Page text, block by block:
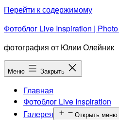
Перейти к содержимому
Фотоблог Live Inspiration |
фотография от Юлии Олейник
Меню Закрыть
Главная
Фотоблог Live Inspiration
Галерея
Открыть меню